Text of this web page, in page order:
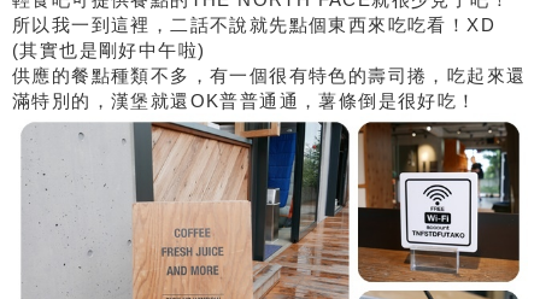
所以我一到這裡，二話不說就先點個東西來吃吃看！XD
(其實也是剛好中午啦)
供應的餐點種類不多，有一個很有特色的壽司捲，吃起來還
滿特別的，漢堡就還OK普普通通，薯條倒是很好吃！